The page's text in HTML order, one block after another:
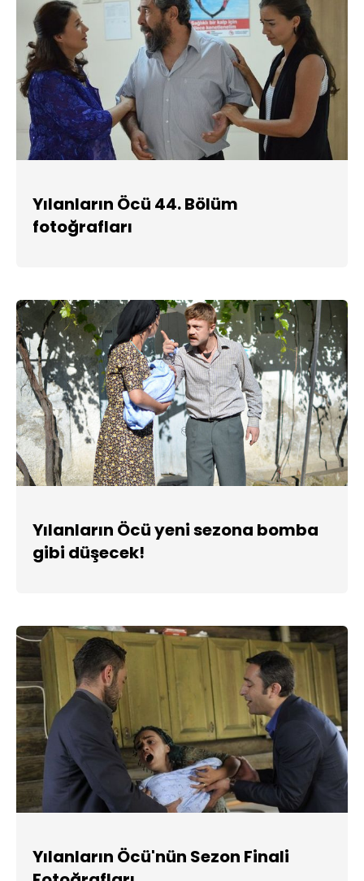
Yılanların Öcü 44. Bölüm
fotoğrafları
Yılanların Öcü yeni sezona bomba
gibi düşecek!
Yılanların Öcü'nün Sezon Finali